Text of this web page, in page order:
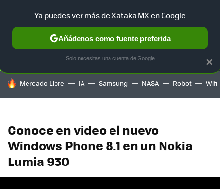
SELECCIÓN GAMING HOME AUTO TERRITORIO
HOY SE HABLA DE
Mercado Libre IA Samsung NASA Robot Wifi
Conoce en video el nuevo
Windows Phone 8.1 en un Nokia
Lumia 930
×
Ya puedes ver más de Xataka MX en Google
Añádenos como fuente preferida
Solo necesitas una cuenta de Google